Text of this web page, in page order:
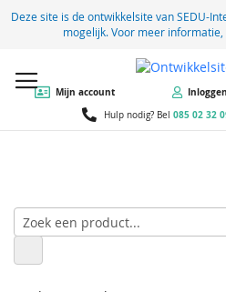
Deze site is de ontwikkelsite van SEDU-
mogelijk. Voor meer informatie,
Mijn account Inloggen
Hulp nodig? Bel 085 02 32